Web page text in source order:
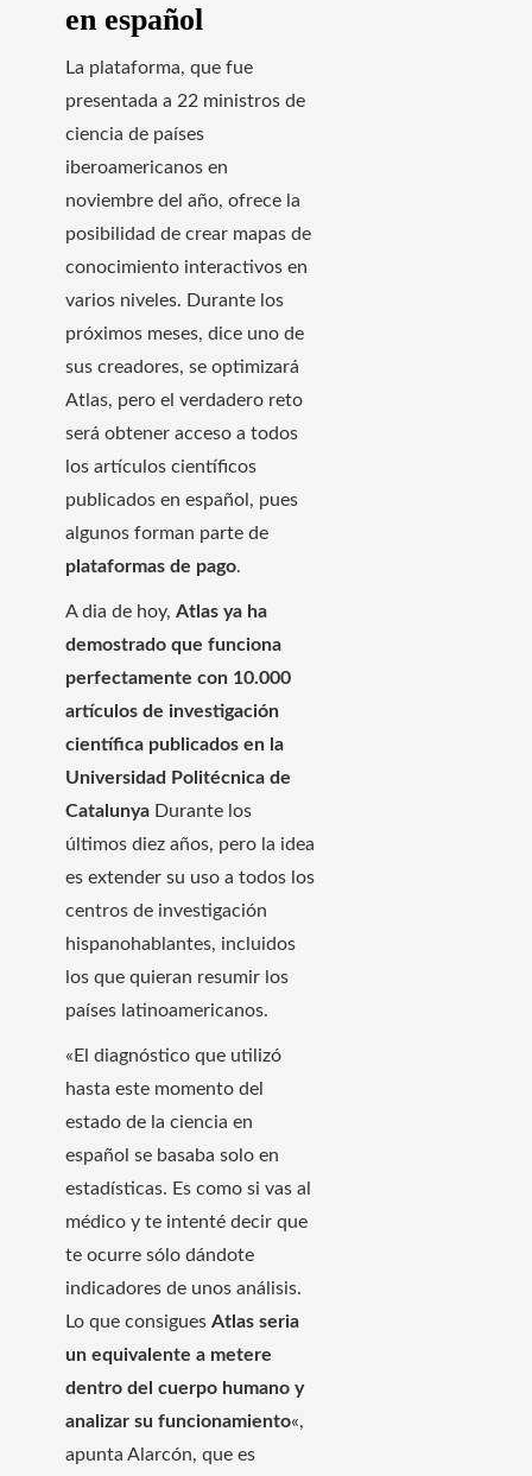
en español
La plataforma, que fue
presentada a 22 ministros de
ciencia de países
iberoamericanos en
noviembre del año, ofrece la
posibilidad de crear mapas de
conocimiento interactivos en
varios niveles. Durante los
próximos meses, dice uno de
sus creadores, se optimizará
Atlas, pero el verdadero reto
será obtener acceso a todos
los artículos científicos
publicados en español, pues
algunos forman parte de
plataformas de pago.
A dia de hoy, Atlas ya ha
demostrado que funciona
perfectamente con 10.000
artículos de investigación
científica publicados en la
Universidad Politécnica de
Catalunya Durante los
últimos diez años, pero la idea
es extender su uso a todos los
centros de investigación
hispanohablantes, incluidos
los que quieran resumir los
países latinoamericanos.
«El diagnóstico que utilizó
hasta este momento del
estado de la ciencia en
español se basaba solo en
estadísticas. Es como si vas al
médico y te intenté decir que
te ocurre sólo dándote
indicadores de unos análisis.
Lo que consigues Atlas seria
un equivalente a metere
dentro del cuerpo humano y
analizar su funcionamiento«,
apunta Alarcón, que es